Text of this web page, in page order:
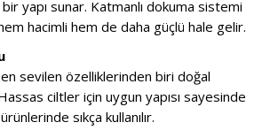
bir yapı sunar. Katmanlı dokuma sistemi
hacimli hem de daha güçlü hale gelir.
en sevilen özelliklerinden biri doğal
Hassas ciltler için uygun yapısı sayesinde
sıkça kullanılır.